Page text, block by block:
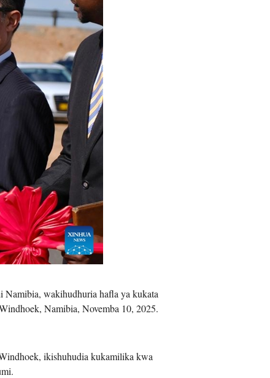
wakihudhuria hafla ya kukata
Namibia, Novemba 10, 2025.
ikishuhudia kukamilika kwa